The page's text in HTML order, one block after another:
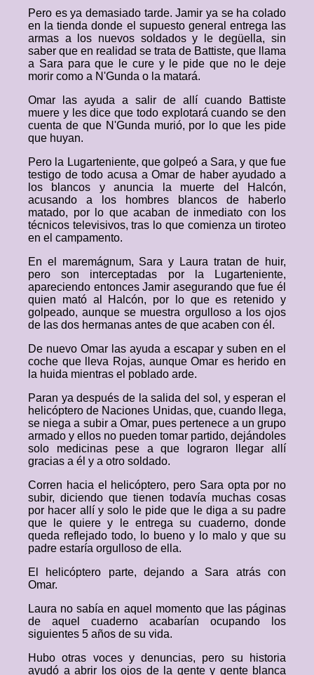
Pero es ya demasiado tarde. Jamir ya se ha colado
en la tienda donde el supuesto general entrega las
armas a los nuevos soldados y le degüella, sin
saber que en realidad se trata de Battiste, que llama
a Sara para que le cure y le pide que no le deje
morir como a N'Gunda o la matará.
Omar las ayuda a salir de allí cuando Battiste
muere y les dice que todo explotará cuando se den
cuenta de que N'Gunda murió, por lo que les pide
que huyan.
Pero la Lugarteniente, que golpeó a Sara, y que fue
testigo de todo acusa a Omar de haber ayudado a
los blancos y anuncia la muerte del Halcón,
acusando a los hombres blancos de haberlo
matado, por lo que acaban de inmediato con los
técnicos televisivos, tras lo que comienza un tiroteo
en el campamento.
En el maremágnum, Sara y Laura tratan de huir,
pero son interceptadas por la Lugarteniente,
apareciendo entonces Jamir asegurando que fue él
quien mató al Halcón, por lo que es retenido y
golpeado, aunque se muestra orgulloso a los ojos
de las dos hermanas antes de que acaben con él.
De nuevo Omar las ayuda a escapar y suben en el
coche que lleva Rojas, aunque Omar es herido en
la huida mientras el poblado arde.
Paran ya después de la salida del sol, y esperan el
helicóptero de Naciones Unidas, que, cuando llega,
se niega a subir a Omar, pues pertenece a un grupo
armado y ellos no pueden tomar partido, dejándoles
solo medicinas pese a que lograron llegar allí
gracias a él y a otro soldado.
Corren hacia el helicóptero, pero Sara opta por no
subir, diciendo que tienen todavía muchas cosas
por hacer allí y solo le pide que le diga a su padre
que le quiere y le entrega su cuaderno, donde
queda reflejado todo, lo bueno y lo malo y que su
padre estaría orgulloso de ella.
El helicóptero parte, dejando a Sara atrás con
Omar.
Laura no sabía en aquel momento que las páginas
de aquel cuaderno acabarían ocupando los
siguientes 5 años de su vida.
Hubo otras voces y denuncias, pero su historia
ayudó a abrir los ojos de la gente y gente blanca